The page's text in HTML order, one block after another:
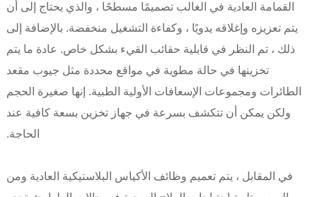
القمامة العادية في الغالب تصميمًا مسطحًا ، والذي يحتاج إلى أن
يتم تعزيزه وإغلاقه يدويًا ، وكفاءة التشغيل منخفضة. بالإضافة إلى
ذلك ، تم النظر في قابلية حقائب القيء بشكل خاص. عادة ما يتم
تخزينها في حالة مطوية في مواقع محددة مثل جيوب مقعد
الطائرات ومجموعات الإسعافات الأولية الطبية. إنها صغيرة الحجم
ولكن يمكن أن تتكشف بسرعة في جهاز تخزين بسعة كافية عند
الحاجة.
في المقابل ، يتم تعميم وظائف الأكياس البلاستيكية العادية ومن